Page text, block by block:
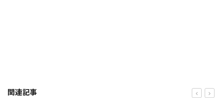
関連記事